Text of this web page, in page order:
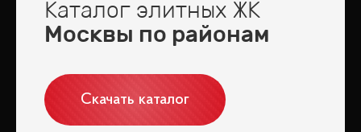
воздух.
«Подушкино» – это место, где сливаются воедино природная
Каталог элитных ЖК
Москвы по районам
Скачать каталог